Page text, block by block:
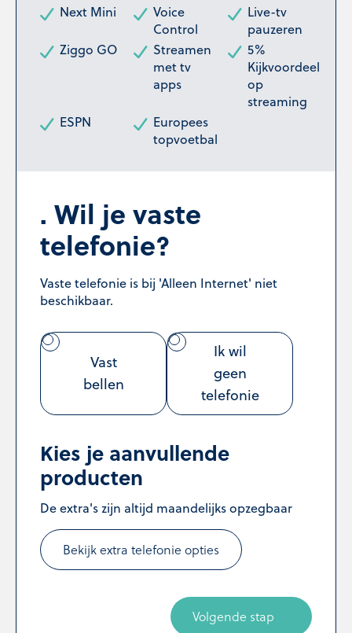
Next Mini
Voice
Control
Live-tv
pauzeren
Ziggo GO
Streamen
met tv
apps
5%
Kijkvoordeel
op
streaming
ESPN
Europees
topvoetbal
Wil je vaste
telefonie?
Vaste telefonie is bij 'Alleen Internet' niet
beschikbaar.
Vast
bellen
Ik wil
geen
telefonie
Kies je aanvullende
producten
De extra's zijn altijd maandelijks opzegbaar
Bekijk extra telefonie opties
Volgende stap